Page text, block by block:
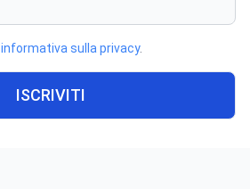
informativa sulla privacy.
ISCRIVITI